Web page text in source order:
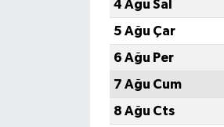
4 Ağu Sal
5 Ağu Çar
6 Ağu Per
7 Ağu Cum
8 Ağu Cts